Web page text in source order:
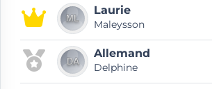
Laurie
Maleysson
Allemand
Delphine